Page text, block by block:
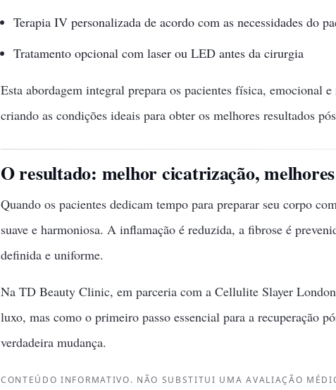
Terapia IV personalizada de acordo com as necessidades do
Tratamento opcional com laser ou LED antes da cirurgia
Esta abordagem integral prepara os pacientes física, emocional
criando as condições ideais para obter os melhores resultados
O resultado: melhor cicatrização,
Quando os pacientes dedicam tempo para preparar seu corpo
suave e harmoniosa. A inflamação é reduzida, a fibrose é
definida e uniforme.
Na TD Beauty Clinic, em parceria com a Cellulite Slayer
luxo, mas como o primeiro passo essencial para a recuperação
verdadeira mudança.
CONTEÚDO INFORMATIVO. NÃO SUBSTITUI UMA AVALIAÇÃO